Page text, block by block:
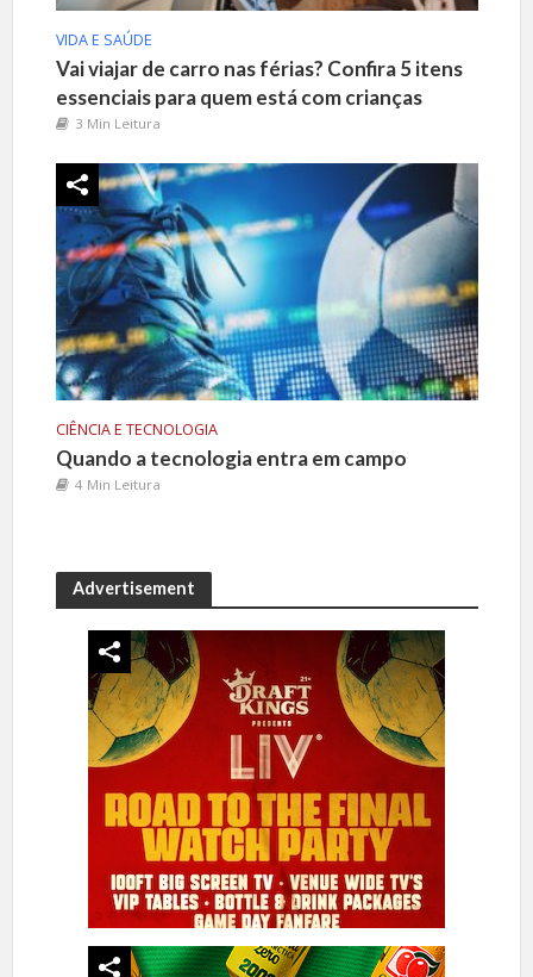
VIDA E SAÚDE
Vai viajar de carro nas férias? Confira 5 itens
essenciais para quem está com crianças
3 Min Leitura
CIÊNCIA E TECNOLOGIA
Quando a tecnologia entra em campo
4 Min Leitura
Advertisement